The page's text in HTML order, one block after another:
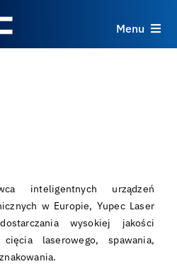
Menu
Zasoby
O nas
inteligentnych urządzeń
w Europie, Yupec Laser
wysokiej jakości
laserowego, spawania,